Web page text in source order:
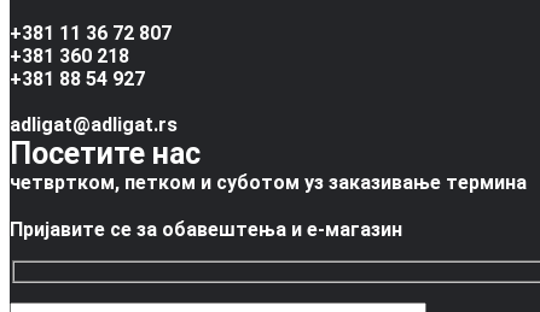
+381 11 36 72 807
+381 360 218
+381 88 54 927
adligat@adligat.rs
Посетите нас
четвртком, петком и суботом уз заказивање термина
Пријавите се за обавештења и е-магазин